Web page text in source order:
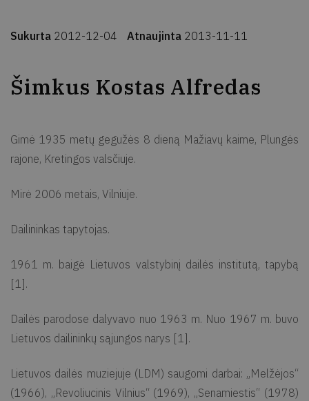
Sukurta 2012-12-04 Atnaujinta 2013-11-11
Šimkus Kostas Alfredas
Gimė 1935 metų gegužės 8 dieną Mažiavų kaime, Plungės
rajone, Kretingos valsčiuje.
Mirė 2006 metais, Vilniuje.
Dailininkas tapytojas.
1961 m. baigė Lietuvos valstybinį dailės institutą, tapybą
[1].
Dailės parodose dalyvavo nuo 1963 m. Nuo 1967 m. buvo
Lietuvos dailininkų sąjungos narys [1].
Lietuvos dailės muziejuje (LDM) saugomi darbai: „Melžėjos“
(1966), „Revoliucinis Vilnius“ (1969), „Senamiestis“ (1978)